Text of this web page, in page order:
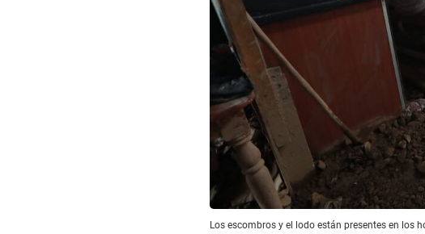
Los escombros y el lodo están presentes en los